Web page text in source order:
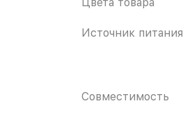
Источник питания
Совместимость